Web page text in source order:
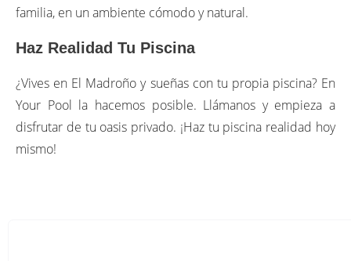
familia, en un ambiente cómodo y natural.
Haz Realidad Tu Piscina
¿Vives en El Madroño y sueñas con tu propia piscina? En
Your Pool la hacemos posible. Llámanos y empieza a
disfrutar de tu oasis privado. ¡Haz tu piscina realidad hoy
mismo!